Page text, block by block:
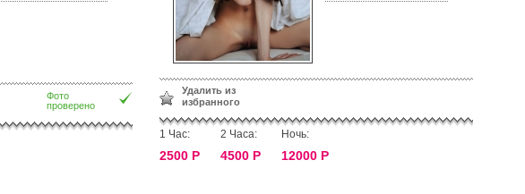
Фото
проверено
Удалить из
избранного
1 Час:
2500 Р
2 Часа:
4500 Р
Ночь:
12000 Р